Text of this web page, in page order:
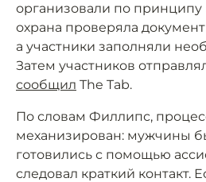
организовали по принципу
охрана проверяла
а участники заполняли
Затем участников
сообщил The Tab.
По словам Филлипс,
механизирован: мужчины
готовились с помощью
следовал краткий контакт.